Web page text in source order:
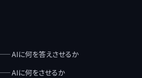
AIに何を答えさせるか
AIに何をさせるか